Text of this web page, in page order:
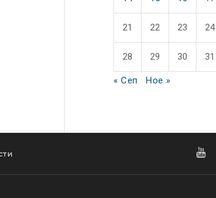
21 22 23 24
28 29 30 31
« Сеп Ное »